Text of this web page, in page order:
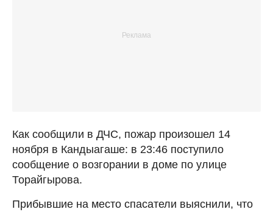
Как сообщили в ДЧС, пожар произошел 14
ноября в Кандыагаше: в 23:46 поступило
сообщение о возгорании в доме по улице
Торайгырова.
Прибывшие на место спасатели выяснили, что